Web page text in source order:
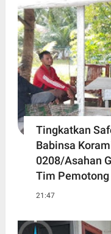
Tingkatkan
Babinsa
0208/Asahan
Tim Pemotong
21:47